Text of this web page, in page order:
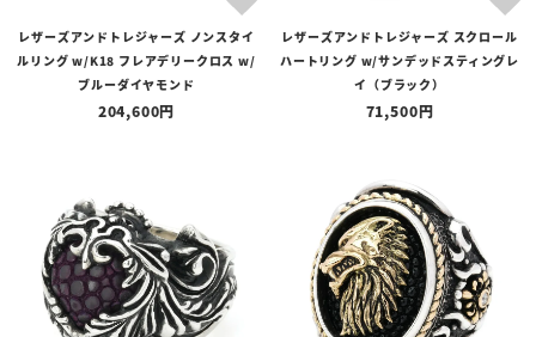
レザーズアンドトレジャーズ ノンスタイ
ルリング w/K18 フレアデリークロス w/
ブルーダイヤモンド
204,600
レザーズアンドトレジャーズ スクロール
ハートリング w/サンデッドスティングレ
イ（ブラック）
71,500